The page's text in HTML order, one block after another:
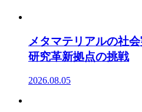
メタマテリアルの社
研究革新拠点の挑戦
2026.08.05